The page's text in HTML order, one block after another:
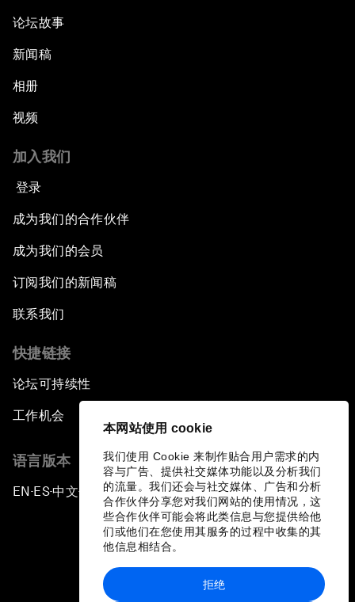
本网站使用 cookie
我们使用 Cookie 来制作贴合用户需求的内
容与广告、提供社交媒体功能以及分析我们
的流量。我们还会与社交媒体、广告和分析
合作伙伴分享您对我们网站的使用情况，这
些合作伙伴可能会将此类信息与您提供给他
们或他们在您使用其服务的过程中收集的其
他信息相结合。
拒绝
论坛故事
新闻稿
相册
视频
加入我们
登录
成为我们的合作伙伴
成为我们的会员
订阅我们的新闻稿
联系我们
快捷链接
论坛可持续性
工作机会
语言版本
EN ▪ ES▪中文▪ 日本語